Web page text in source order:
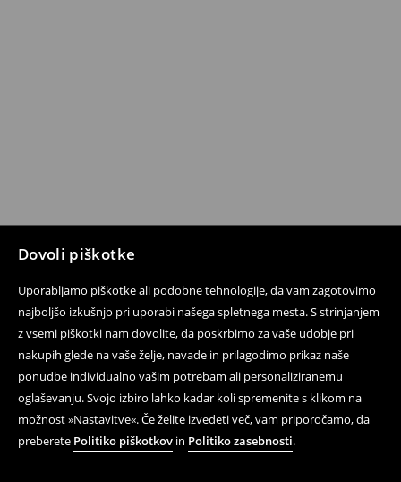
Dovoli piškotke
Uporabljamo piškotke ali podobne tehnologije, da vam zagotovimo
najboljšo izkušnjo pri uporabi našega spletnega mesta. S strinjanjem
z vsemi piškotki nam dovolite, da poskrbimo za vaše udobje pri
nakupih glede na vaše želje, navade in prilagodimo prikaz naše
ponudbe individualno vašim potrebam ali personaliziranemu
oglaševanju. Svojo izbiro lahko kadar koli spremenite s klikom na
možnost »Nastavitve«. Če želite izvedeti več, vam priporočamo, da
preberete Politiko piškotkov in Politiko zasebnosti.